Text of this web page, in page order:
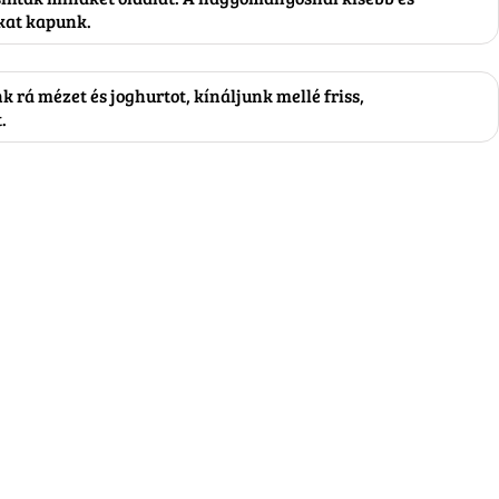
kapunk.
rá mézet és joghurtot, kínáljunk mellé friss,